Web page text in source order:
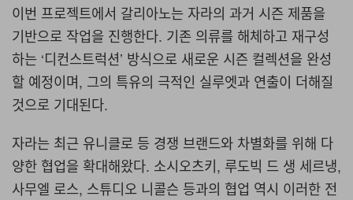
이번 프로젝트에서 갈리아노는 자라의 과거 시즌 제품을
기반으로 작업을 진행한다. 기존 의류를 해체하고 재구성
하는 ‘디컨스트럭션’ 방식으로 새로운 시즌 컬렉션을 완성
할 예정이며, 그의 특유의 극적인 실루엣과 연출이 더해질
것으로 기대된다.
자라는 최근 유니클로 등 경쟁 브랜드와 차별화를 위해 다
양한 협업을 확대해왔다. 소시오츠키, 루도빅 드 생 세르냉,
사무엘 로스, 스튜디오 니콜슨 등과의 협업 역시 이러한 전